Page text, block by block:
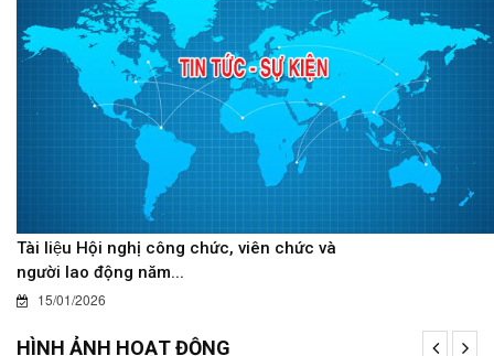
Tài liệu Hội nghị công chức, viên chức và
người lao động năm...
15/01/2026
HÌNH ẢNH HOẠT ĐỘNG